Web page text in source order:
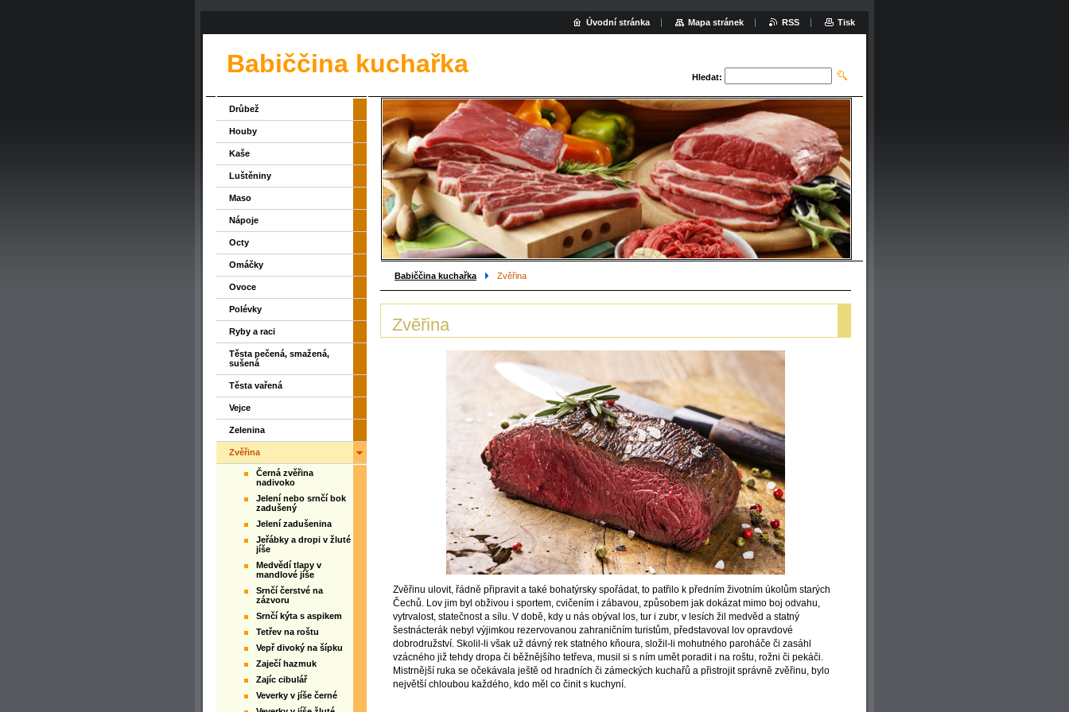
Babiččina kuchařka Hledat:
Babiččina kuchařka Zvěřina
Zvěřina
Zvěřinu ulovit, řádně připravit a také bohatýrsky spořádat, to patřilo k předním životním úkolům starých
Čechů. Lov jim byl obživou i sportem, cvičením i zábavou, způsobem jak dokázat mimo boj odvahu,
vytrvalost, statečnost a sílu. V době, kdy u nás obýval los, tur i zubr, v lesích žil medvěd a statný
šestnácterák nebyl výjimkou rezervovanou zahraničním turistům, představoval lov opravdové
dobrodružství. Skolil-li však už dávný rek statného kňoura, složil-li mohutného paroháče či zasáhl
vzácného již tehdy dropa či běžnějšího tetřeva, musil si s ním umět poradit i na roštu, rožni či pekáči.
Mistrnější ruka se očekávala ještě od hradních či zámeckých kuchařů a přistrojit správně zvěřinu, bylo
největší chloubou každého, kdo měl co činit s kuchyní.
Drůbež
Houby
Kaše
Luštěniny
Maso
Nápoje
Octy
Omáčky
Ovoce
Polévky
Ryby a raci
Těsta pečená, smažená,
sušená
Těsta vařená
Vejce
Zelenina
Zvěřina
Černá zvěřina
nadivoko
Jelení nebo srnčí bok
zadušený
Jelení zadušenina
Jeřábky a dropi v žluté
jíše
Medvědí tlapy v
mandlové jíše
Srnčí čerstvé na
zázvoru
Srnčí kýta s aspikem
Tetřev na roštu
Vepř divoký na šípku
Zaječí hazmuk
Zajíc cibulář
Veverky v jíše černé
Úvodní stránka Mapa stránek RSS Tisk